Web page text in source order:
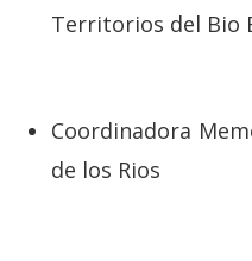
Territorios del Bio
Coordinadora
de los Rios